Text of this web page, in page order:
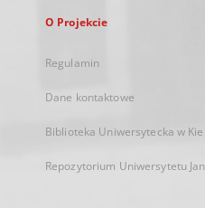
O Projekcie
Regulamin
Dane kontaktowe
Biblioteka Uniwersytecka w
Repozytorium Uniwersytetu